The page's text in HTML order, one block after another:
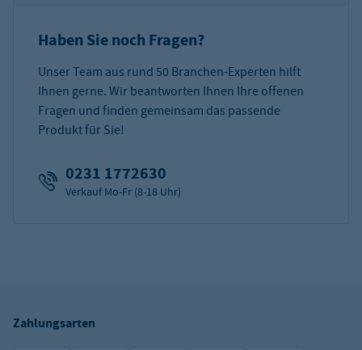
Haben Sie noch Fragen?
Unser Team aus rund 50 Branchen-Experten hilft
Ihnen gerne. Wir beantworten Ihnen Ihre offenen
Fragen und finden gemeinsam das passende
Produkt für Sie!
0231 1772630
Verkauf Mo-Fr (8-18 Uhr)
Zahlungsarten